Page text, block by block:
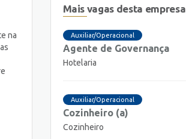
na
Mais vagas desta empresa
Auxiliar/Operacional
Agente de Governança
Hotelaria
Auxiliar/Operacional
Cozinheiro (a)
Cozinheiro